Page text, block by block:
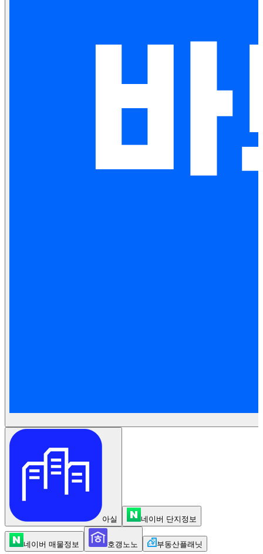
아실 네이버 단지정보
네이버 매물정보 호갱노노 부동산플래닛